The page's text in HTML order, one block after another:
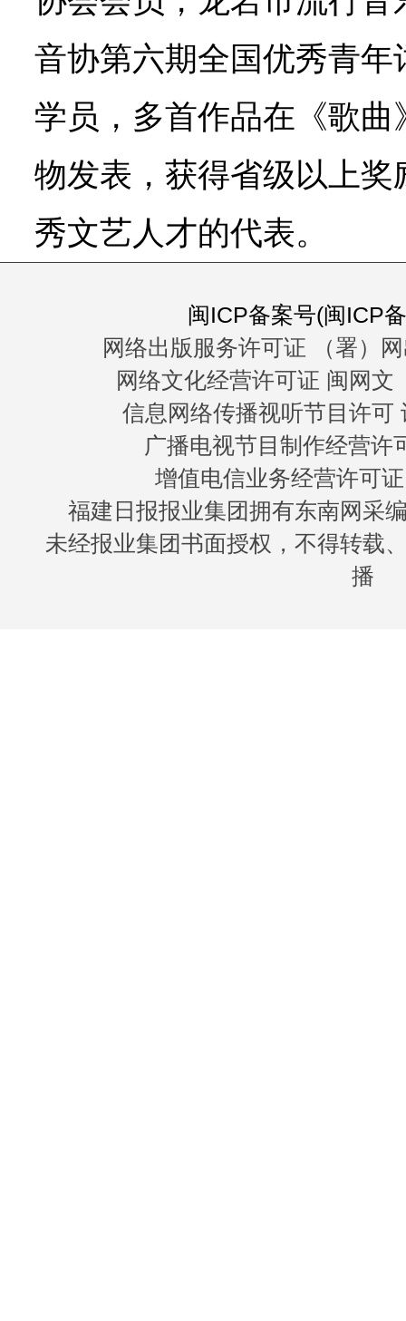
音协第六期全国优秀青
学员，多首作品在《歌
物发表，获得省级以上
秀文艺人才的代表。
闽ICP备案号(闽ICP
网络出版服务许可证 （署）
网络文化经营许可证 闽网文
信息网络传播视听节目许可
广播电视节目制作经营许
增值电信业务经营许可
福建日报报业集团拥有东南网采
未经报业集团书面授权，不得转载
播